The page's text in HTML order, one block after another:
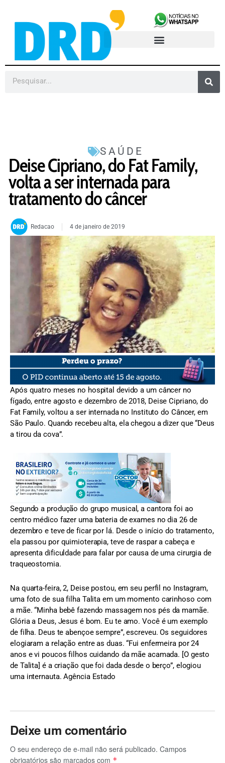
SAÚDE
Deise Cipriano, do Fat Family,
volta a ser internada para
tratamento do câncer
Redacao 4 de janeiro de 2019
FOTO:Divulgação
Após quatro meses no hospital devido a um câncer no
fígado, entre agosto e dezembro de 2018, Deise Cipriano, do
Fat Family, voltou a ser internada no Instituto do Câncer, em
São Paulo. Quando recebeu alta, ela chegou a dizer que “Deus
a tirou da cova”.
Segundo a produção do grupo musical, a cantora foi ao
centro médico fazer uma bateria de exames no dia 26 de
dezembro e teve de ficar por lá. Desde o início do tratamento,
ela passou por quimioterapia, teve de raspar a cabeça e
apresenta dificuldade para falar por causa de uma cirurgia de
traqueostomia.
Na quarta-feira, 2, Deise postou, em seu perfil no Instagram,
uma foto de sua filha Talita em um momento carinhoso com
a mãe. “Minha bebê fazendo massagem nos pés da mamãe.
Glória a Deus, Jesus é bom. Eu te amo. Você é um exemplo
de filha. Deus te abençoe sempre”, escreveu. Os seguidores
elogiaram a relação entre as duas. “Fui enfermeira por 24
anos e vi poucos filhos cuidando da mãe acamada. [O gesto
de Talita] é a criação que foi dada desde o berço”, elogiou
uma internauta. Agência Estado
Deixe um comentário
O seu endereço de e-mail não será publicado. Campos
obrigatórios são marcados com *